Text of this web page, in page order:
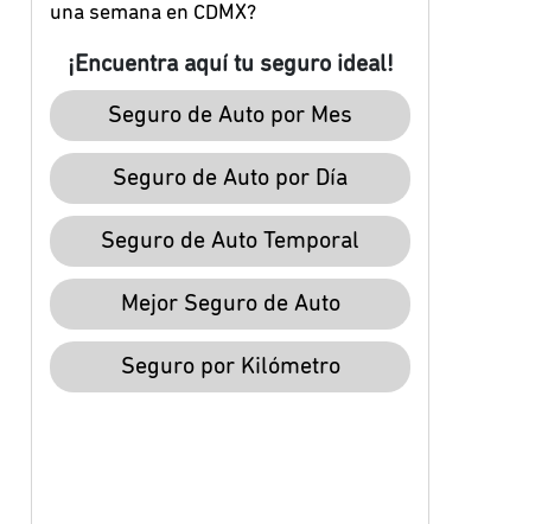
una semana en CDMX?
¡Encuentra aquí tu seguro ideal!
Seguro de Auto por Mes
Seguro de Auto por Día
Seguro de Auto Temporal
Mejor Seguro de Auto
Seguro por Kilómetro